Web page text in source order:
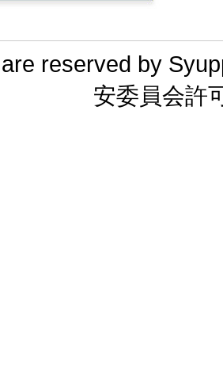
reserved by
安委員会許